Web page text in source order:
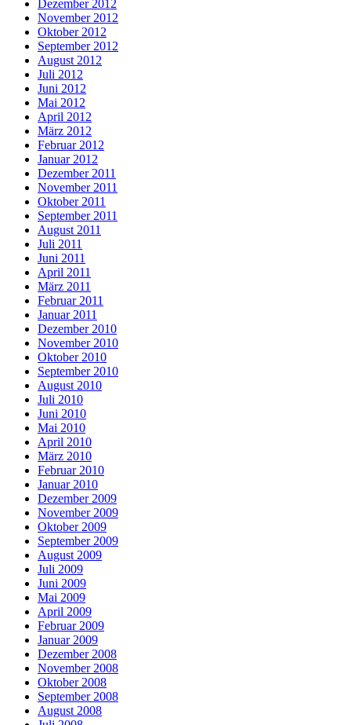
Dezember 2012
November 2012
Oktober 2012
September 2012
August 2012
Juli 2012
Juni 2012
Mai 2012
April 2012
März 2012
Februar 2012
Januar 2012
Dezember 2011
November 2011
Oktober 2011
September 2011
August 2011
Juli 2011
Juni 2011
April 2011
März 2011
Februar 2011
Januar 2011
Dezember 2010
November 2010
Oktober 2010
September 2010
August 2010
Juli 2010
Juni 2010
Mai 2010
April 2010
März 2010
Februar 2010
Januar 2010
Dezember 2009
November 2009
Oktober 2009
September 2009
August 2009
Juli 2009
Juni 2009
Mai 2009
April 2009
Februar 2009
Januar 2009
Dezember 2008
November 2008
Oktober 2008
September 2008
August 2008